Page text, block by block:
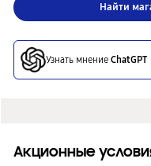
Найти
Узнать мнение ChatGPT
Акционные